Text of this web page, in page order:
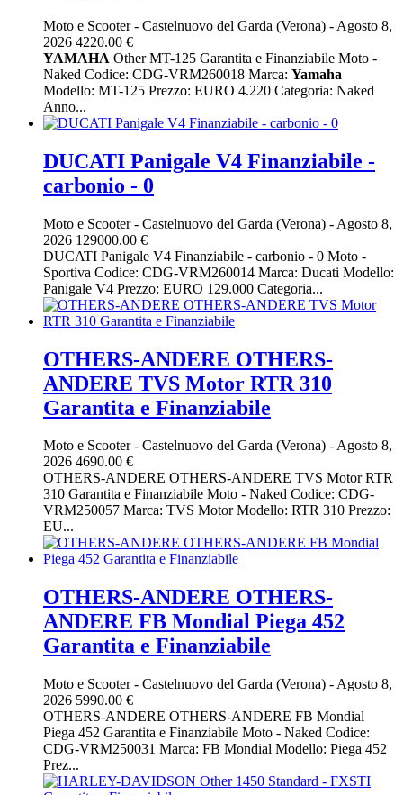
Moto e Scooter- Castelnuovo del Garda (Verona) - Agosto 8,
2026 4220.00 €
YAMAHA Other MT-125 Garantita e Finanziabile Moto -
Naked Codice: CDG-VRM260018 Marca: Yamaha
Modello: MT-125 Prezzo: EURO 4.220 Categoria: Naked
Anno...
DUCATI Panigale V4 Finanziabile -
carbonio - 0
Moto e Scooter- Castelnuovo del Garda (Verona) - Agosto 8,
2026 129000.00 €
DUCATI Panigale V4 Finanziabile - carbonio - 0 Moto -
Sportiva Codice: CDG-VRM260014 Marca: Ducati Modello:
Panigale V4 Prezzo: EURO 129.000 Categoria...
OTHERS-ANDERE OTHERS-
ANDERE TVS Motor RTR 310
Garantita e Finanziabile
Moto e Scooter- Castelnuovo del Garda (Verona) -Agosto 8,
2026 4690.00 €
OTHERS-ANDERE OTHERS-ANDERE TVS Motor RTR
310 Garantita e Finanziabile Moto - Naked Codice: CDG-
VRM250057 Marca: TVS Motor Modello: RTR 310 Prezzo:
EU...
OTHERS-ANDERE OTHERS-
ANDERE FB Mondial Piega 452
Garantita e Finanziabile
Moto e Scooter- Castelnuovo del Garda (Verona) - Agosto 8,
2026 5990.00 €
OTHERS-ANDERE OTHERS-ANDERE FB Mondial
Piega 452 Garantita e Finanziabile Moto - Naked Codice:
CDG-VRM250031 Marca: FB Mondial Modello: Piega 452
Prez...